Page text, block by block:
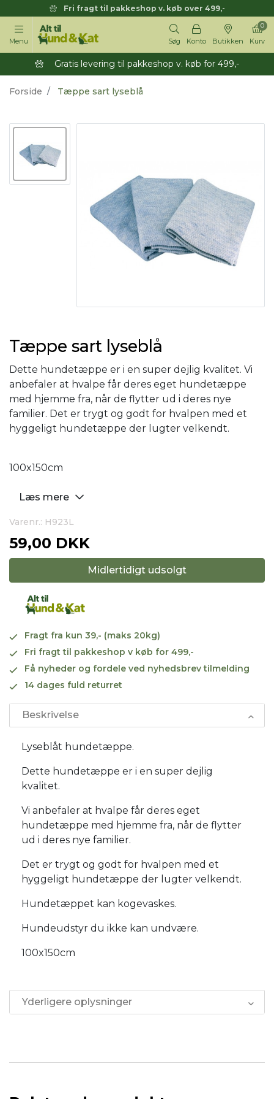
Fri fragt til pakkeshop v. køb over 499,-
Menu Søg Konto Butikken Kurv
0
Gratis levering til pakkeshop v. køb for 499,-
Forside Tæppe sart lyseblå
Tæppe sart lyseblå
Dette hundetæppe er i en super dejlig kvalitet. Vi
anbefaler at hvalpe får deres eget hundetæppe
med hjemme fra, når de flytter ud i deres nye
familier. Det er trygt og godt for hvalpen med et
hyggeligt hundetæppe der lugter velkendt.
100x150cm
Læs mere
Varenr.: H923L
59,00 DKK
Midlertidigt udsolgt
Fragt fra kun 39,- (maks 20kg)
Fri fragt til pakkeshop v køb for 499,-
Få nyheder og fordele ved nyhedsbrev tilmelding
14 dages fuld returret
Beskrivelse
Lyseblåt hundetæppe.
Dette hundetæppe er i en super dejlig
kvalitet.
Vi anbefaler at hvalpe får deres eget
hundetæppe med hjemme fra, når de flytter
ud i deres nye familier.
Det er trygt og godt for hvalpen med et
hyggeligt hundetæppe der lugter velkendt.
Hundetæppet kan kogevaskes.
Hundeudstyr du ikke kan undvære.
100x150cm
Yderligere oplysninger